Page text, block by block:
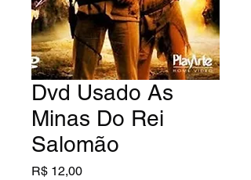
Dvd Usado As
Minas Do Rei
Salomão
R$ 12,00Preço